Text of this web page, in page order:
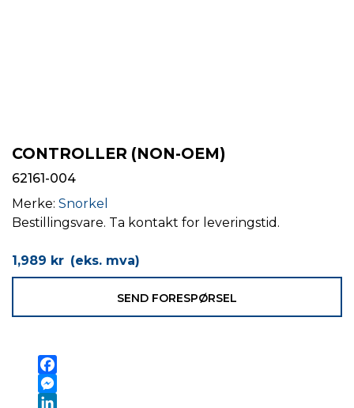
CONTROLLER (NON-OEM)
62161-004
Merke: Snorkel
Bestillingsvare. Ta kontakt for leveringstid.
1,989 kr (eks. mva)
SEND FORESPØRSEL
Facebook
Messenger